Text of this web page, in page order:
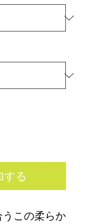
する
この柔らか